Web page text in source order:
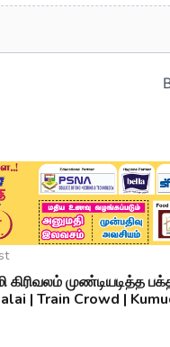
முண்டியடித்த
| Train Crowd |